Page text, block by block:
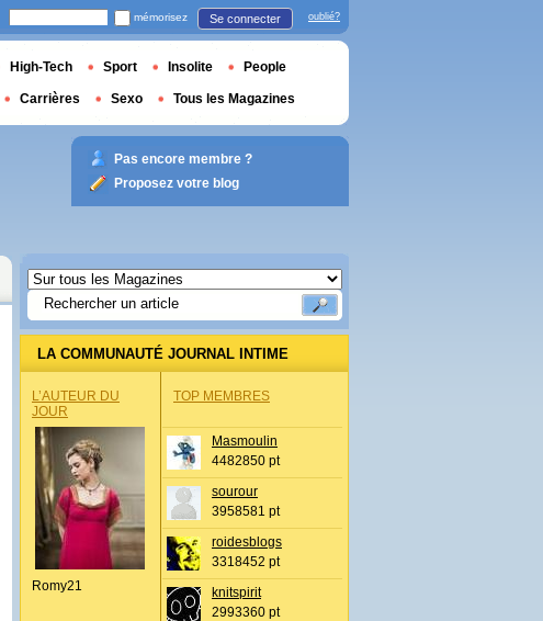
LA COMMUNAUTÉ JOURNAL INTIME
L’AUTEUR DU
JOUR
Romy21
TOP MEMBRES
Masmoulin
4482850 pt
sourour
3958581 pt
roidesblogs
3318452 pt
knitspirit
2993360 pt
mémorisez Se connecter oublié?
High-Tech Sport Insolite People
Carrières Sexo Tous les Magazines
Pas encore membre ?
Proposez votre blog